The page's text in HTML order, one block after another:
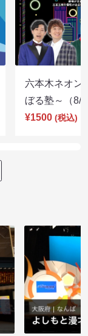
六本木ネオン
ぼる塾～（
¥1500 (税込)